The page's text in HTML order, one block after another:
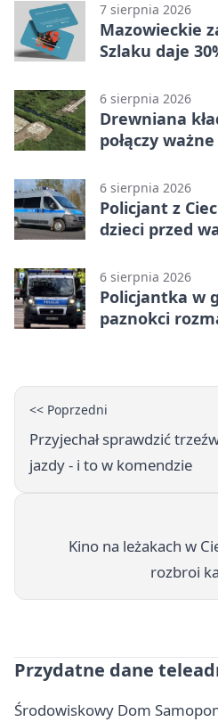
7 sierpnia 2026
Mazowieckie
Szlaku daje
6 sierpnia 2026
Drewniana
połączy
6 sierpnia 2026
Policjant z
dzieci przed
6 sierpnia 2026
Policjantka w
paznokci
<< Poprzedni
Przyjechał sprawdzić
jazdy - i to w komendzie
Kino na leżakach w
rozbroi
Przydatne dane
Środowiskowy Dom